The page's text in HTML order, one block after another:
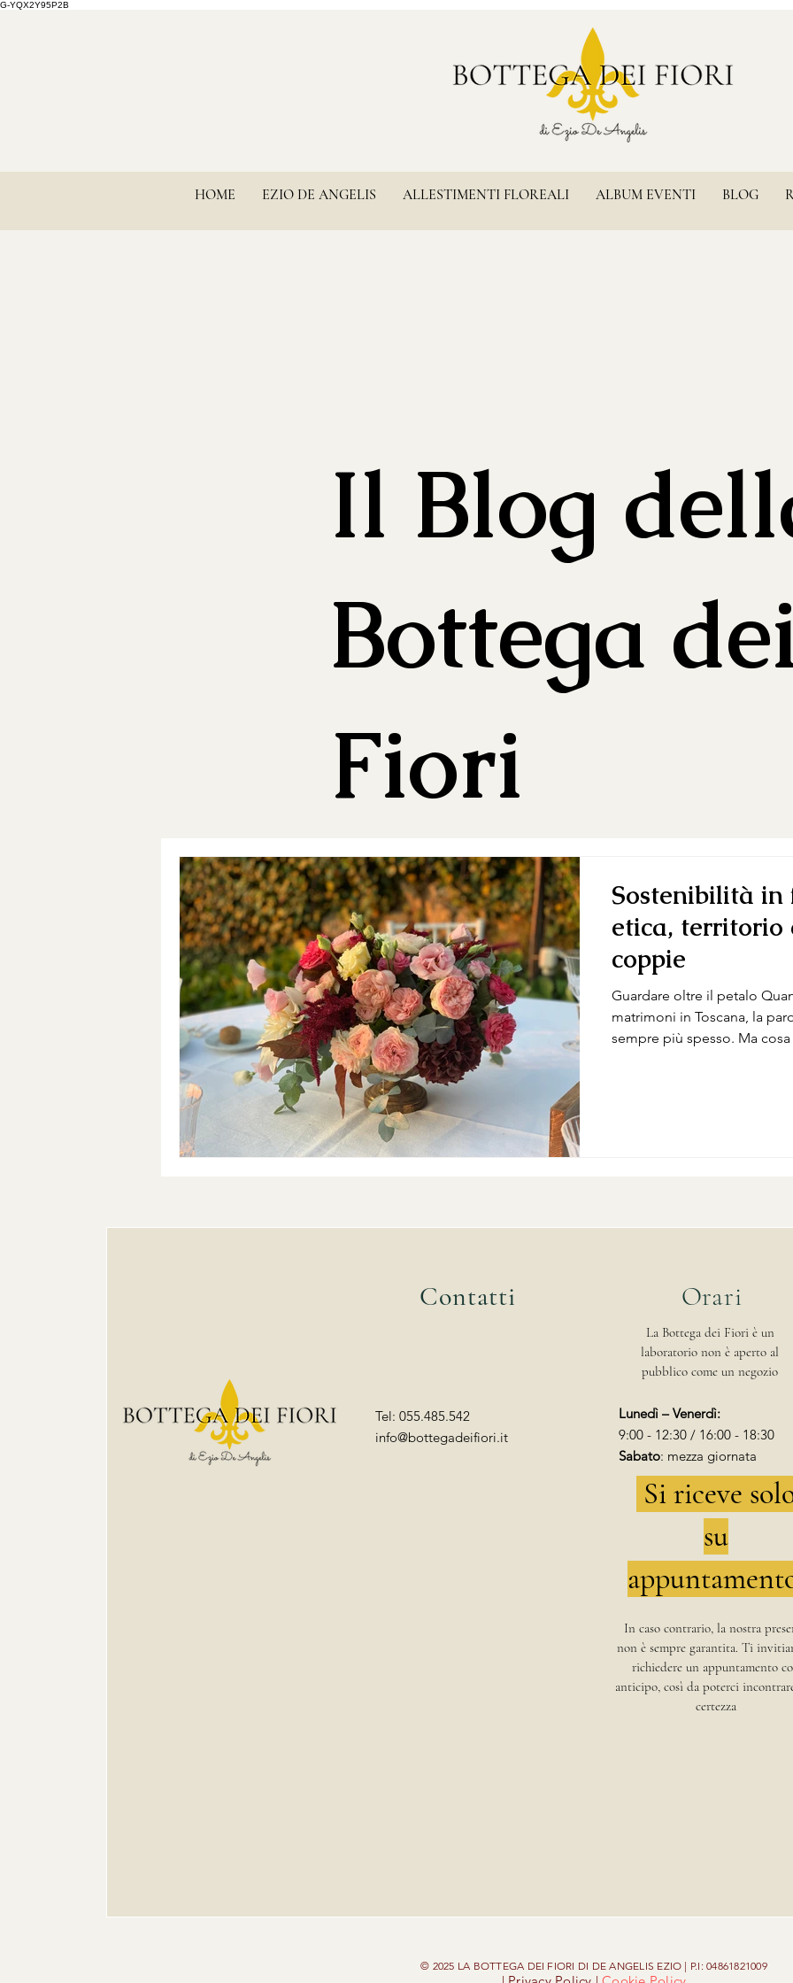
G-YQX2Y95P2B
HOME EZIO DE ANGELIS ALLESTIMENTI FLOREALI ALBUM EVENTI BLOG
Il Blog
Bottega
Fiori
Sostenibilità
etica, territorio
coppie
Guardare oltre il petalo
matrimoni in Toscana, la
sempre più spesso. Ma
Contatti
Tel: 055.485.542
info@bottegadeifiori.it
Orari
La Bottega dei Fiori è un
laboratorio non è aperto al
pubblico come un negozio
Lunedì – Venerdì:
9:00 - 12:30 / 16:00 - 18:30
Sabato: mezza giornata
Si riceve
su
In caso contrario, la nostra
non è sempre garantita. Ti
richiedere un appuntamento
anticipo, così da poterci
certezza
© 2025 LA BOTTEGA DEI FIORI DI DE ANGELIS EZIO | P.I: 04861821009